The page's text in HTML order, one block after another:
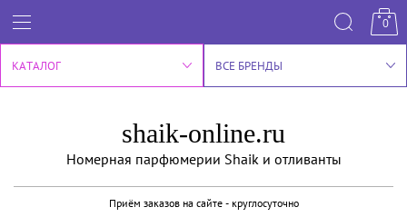
0
КАТАЛОГ ВСЕ БРЕНДЫ
shaik-online.ru
Номерная парфюмерии Shaik и отливанты
Приём заказов на сайте - круглосуточно